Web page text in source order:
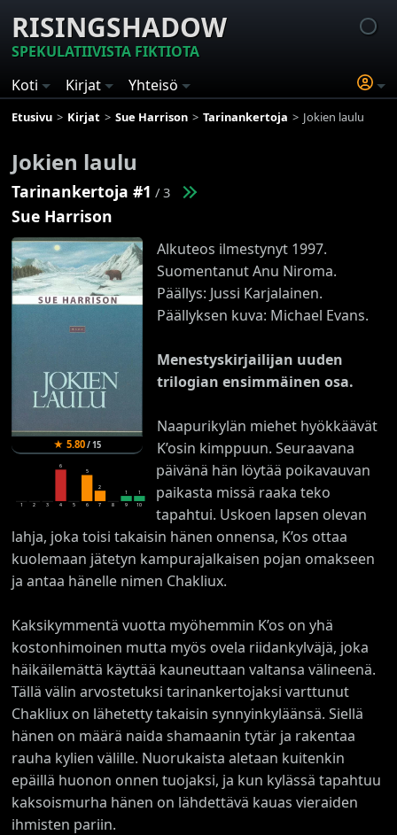
RISINGSHADOW
SPEKULATIIVISTA FIKTIOTA
Koti
Kirjat Yhteisö
Etusivu Kirjat Sue Harrison Tarinankertoja Jokien laulu
Jokien laulu
Tarinankertoja #1 / 3
Sue Harrison
★5.80/15
1 2 3
6
4 5
5
6
2
7 8
1
9
1
10
Alkuteos ilmestynyt 1997.
Suomentanut Anu Niroma.
Päällys: Jussi Karjalainen.
Päällyksen kuva: Michael Evans.
Menestyskirjailijan uuden
trilogian ensimmäinen osa.
Naapurikylän miehet hyökkäävät
K’osin kimppuun. Seuraavana
päivänä hän löytää poikavauvan
paikasta missä raaka teko
tapahtui. Uskoen lapsen olevan
lahja, joka toisi takaisin hänen onnensa, K’os ottaa
kuolemaan jätetyn kampurajalkaisen pojan omakseen
ja antaa hänelle nimen Chakliux.
Kaksikymmentä vuotta myöhemmin K’os on yhä
kostonhimoinen mutta myös ovela riidankylväjä, joka
häikäilemättä käyttää kauneuttaan valtansa välineenä.
Tällä välin arvostetuksi tarinankertojaksi varttunut
Chakliux on lähetetty takaisin synnyinkyläänsä. Siellä
hänen on määrä naida shamaanin tytär ja rakentaa
rauha kylien välille. Nuorukaista aletaan kuitenkin
epäillä huonon onnen tuojaksi, ja kun kylässä tapahtuu
kaksoismurha hänen on lähdettävä kauas vieraiden
ihmisten pariin.